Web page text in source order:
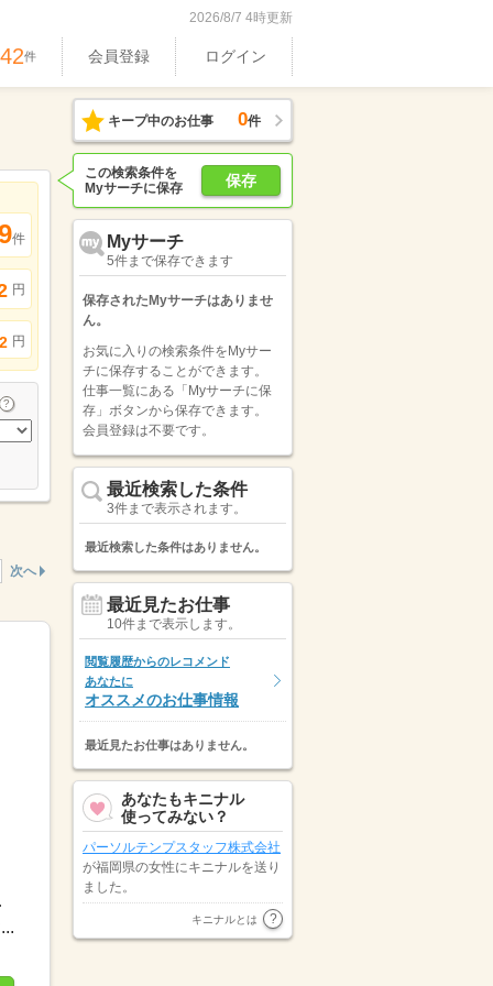
2026/8/7 4時更新
件 会員登録 ログイン
件
円
円
次へ
￣￣...
キープ中のお仕事 0件
保存
この検索条件を
Myサーチに保存
Myサーチ
5件まで保存できます
保存されたMyサーチはありませ
ん。
お気に入りの検索条件をMyサー
チに保存することができます。
仕事一覧にある「Myサーチに保
存」ボタンから保存できます。
会員登録は不要です。
最近検索した条件
3件まで表示されます。
最近検索した条件はありません。
最近見たお仕事
10件まで表示します。
閲覧履歴からのレコメンド
あなたに
オススメのお仕事情報
最近見たお仕事はありません。
あなたもキニナル
使ってみない？
パーソルテンプスタッフ株式会社
が福岡県の女性にキニナルを送り
ました。
パーソルテンプス
タッフ株式会社にキニナルを送り
キニナルとは